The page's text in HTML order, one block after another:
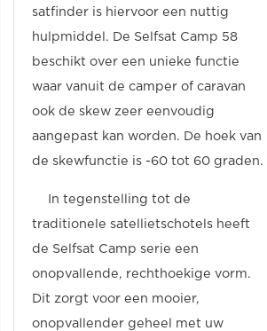
satfinder is hiervoor een nuttig
hulpmiddel. De Selfsat Camp 58
beschikt over een unieke functie
waar vanuit de camper of caravan
ook de skew zeer eenvoudig
aangepast kan worden. De hoek van
de skewfunctie is -60 tot 60 graden.
In tegenstelling tot de
traditionele satellietschotels heeft
de Selfsat Camp serie een
onopvallende, rechthoekige vorm.
Dit zorgt voor een mooier,
onopvallender geheel met uw